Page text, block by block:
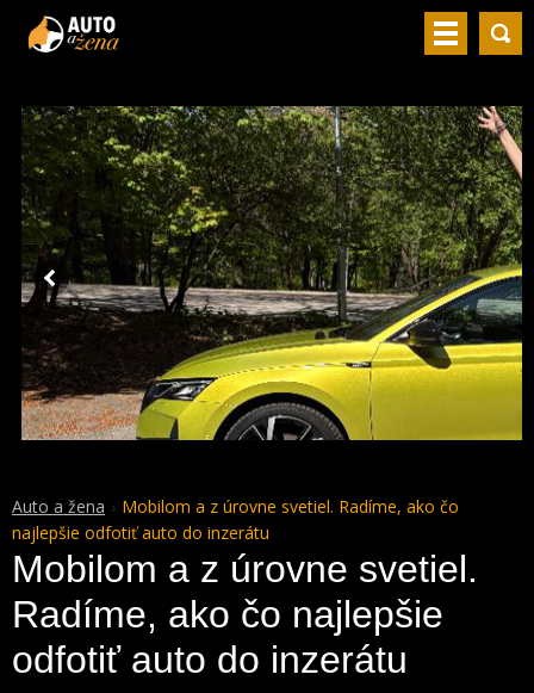
Auto a žena
Mobilom a z úrovne svetiel. Radíme, ako čo
najlepšie odfotiť auto do inzerátu
Mobilom a z úrovne svetiel.
Radíme, ako čo najlepšie
odfotiť auto do inzerátu